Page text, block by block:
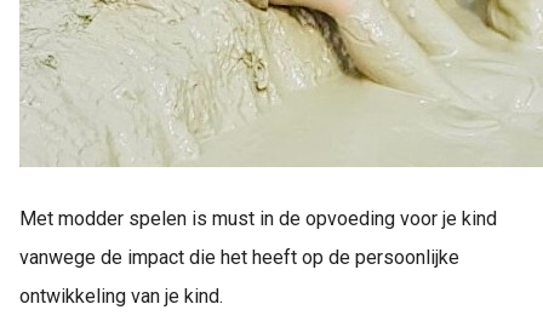
Met modder spelen is must in de opvoeding voor je kind
vanwege de impact die het heeft op de persoonlijke
ontwikkeling van je kind.